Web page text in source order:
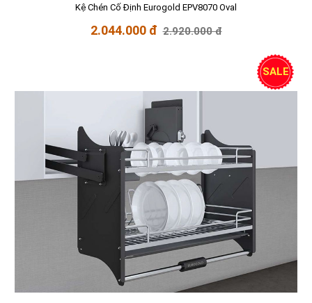
Kệ Chén Cố Định Eurogold EPV8070 Oval
2.044.000 đ 2.920.000 đ
SALE